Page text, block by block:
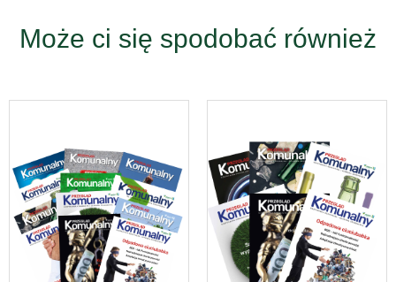
Może ci się spodobać również